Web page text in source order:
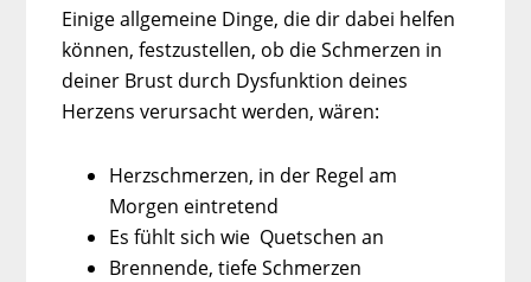
Einige allgemeine Dinge, die dir dabei helfen
können, festzustellen, ob die Schmerzen in
deiner Brust durch Dysfunktion deines
Herzens verursacht werden, wären:
Herzschmerzen, in der Regel am
Morgen eintretend
Es fühlt sich wie Quetschen an
Brennende, tiefe Schmerzen